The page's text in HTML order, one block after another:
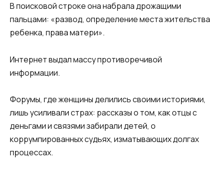
В поисковой строке она набрала дрожащими
пальцами: «развод, определение места жительства
ребенка, права матери».
Интернет выдал массу противоречивой
информации.
Форумы, где женщины делились своими историями,
лишь усиливали страх: рассказы о том, как отцы с
деньгами и связями забирали детей, о
коррумпированных судьях, изматывающих долгах
процессах.